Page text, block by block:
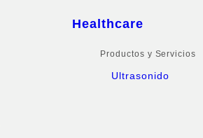
Healthcare
Productos y Servicios
Ultrasonido